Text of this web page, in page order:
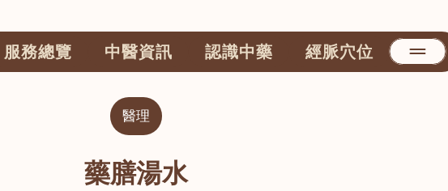
服務總覽 中醫資訊 認識中藥 經脈穴位
醫理
藥膳湯水